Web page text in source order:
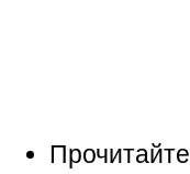
Прочитайте